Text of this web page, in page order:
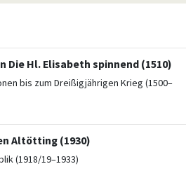
Die Hl. Elisabeth spinnend (1510)
bis zum Dreißigjährigen Krieg (1500–
Altötting (1930)
(1918/19–1933)